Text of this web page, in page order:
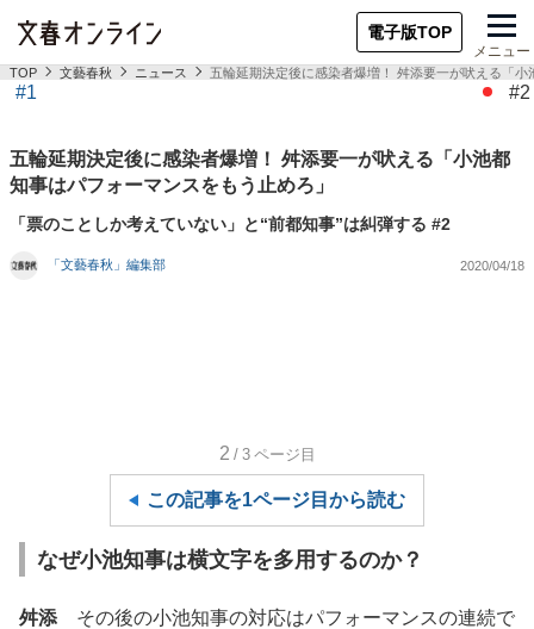
電子版TOP
メニュー
TOP 文藝春秋 ニュース 五輪延期決定後に感染者爆増！ 舛添要一が吠える「
#1 #2
五輪延期決定後に感染者爆増！ 舛添要一が吠える「小池都
知事はパフォーマンスをもう止めろ」
「票のことしか考えていない」と“前都知事”は糾弾する #2
「文藝春秋」編集部 2020/04/18
2 /3 ページ目
この記事を1ページ目から読む
なぜ小池知事は横文字を多用するのか？
舛添 その後の小池知事の対応はパフォーマンスの連続で